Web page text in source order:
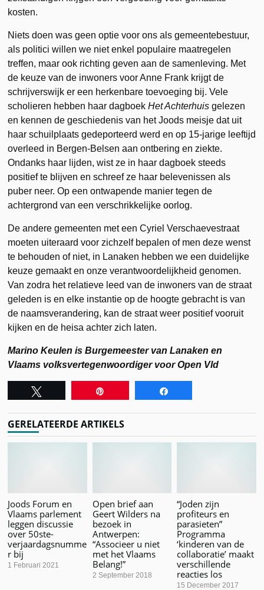
kosten.
Niets doen was geen optie voor ons als gemeentebestuur,
als politici willen we niet enkel populaire maatregelen
treffen, maar ook richting geven aan de samenleving. Met
de keuze van de inwoners voor Anne Frank krijgt de
schrijverswijk er een herkenbare toevoeging bij. Vele
scholieren hebben haar dagboekHet Achterhuis gelezen
en kennen de geschiedenis van het Joods meisje dat uit
haar schuilplaats gedeporteerd werd en op 15-jarige leeftijd
overleed in Bergen-Belsen aan ontbering en ziekte.
Ondanks haar lijden, wist ze in haar dagboek steeds
positief te blijven en schreef ze haar belevenissen als
puber neer. Op een ontwapende manier tegen de
achtergrond van een verschrikkelijke oorlog.
De andere gemeenten met een Cyriel Verschaevestraat
moeten uiteraard voor zichzelf bepalen of men deze wenst
te behouden of niet, in Lanaken hebben we een duidelijke
keuze gemaakt en onze verantwoordelijkheid genomen.
Van zodra het relatieve leed van de inwoners van de straat
geleden is en elke instantie op de hoogte gebracht is van
de naamsverandering, kan de straat weer positief vooruit
kijken en de heisa achter zich laten.
Marino Keulen is Burgemeester van Lanaken en
Vlaams volksvertegenwoordiger voor Open Vld
GERELATEERDE ARTIKELS
Joods Forum en
Vlaams parlement
leggen discussie
over 50ste-
verjaardagsnumme
r bij
1 Februari 2021
Open brief aan
Geert Wilders na
bezoek in
Antwerpen:
“Associeer u niet
met het Vlaams
Belang!”
2 September 2018
“Joden zijn
profiteurs en
parasieten”
Programma
‘kinderen van de
collaboratie’ maakt
verschillende
reacties los
15 December 2017